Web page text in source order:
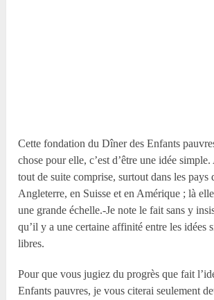
Cette fondation du Dîner des Enfants
chose pour elle, c’est d’être une idée
tout de suite comprise, surtout dans les pays
Angleterre, en Suisse et en Amérique ; là
une grande échelle.-Je note le fait sans y
qu’il y a une certaine affinité entre les idées
libres.
Pour que vous jugiez du progrès que fait
Enfants pauvres, je vous citerai seulement